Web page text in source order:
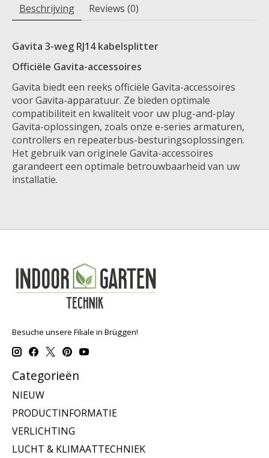
Beschrijving Reviews (0)
Gavita 3-weg RJ14 kabelsplitter
Officiële Gavita-accessoires
Gavita biedt een reeks officiële Gavita-accessoires
voor Gavita-apparatuur. Ze bieden optimale
compatibiliteit en kwaliteit voor uw plug-and-play
Gavita-oplossingen, zoals onze e-series armaturen,
controllers en repeaterbus-besturingsoplossingen.
Het gebruik van originele Gavita-accessoires
garandeert een optimale betrouwbaarheid van uw
installatie.
Besuche unsere Filiale in Brüggen!
Categorieën
NIEUW
PRODUCTINFORMATIE
VERLICHTING
LUCHT & KLIMAATTECHNIEK